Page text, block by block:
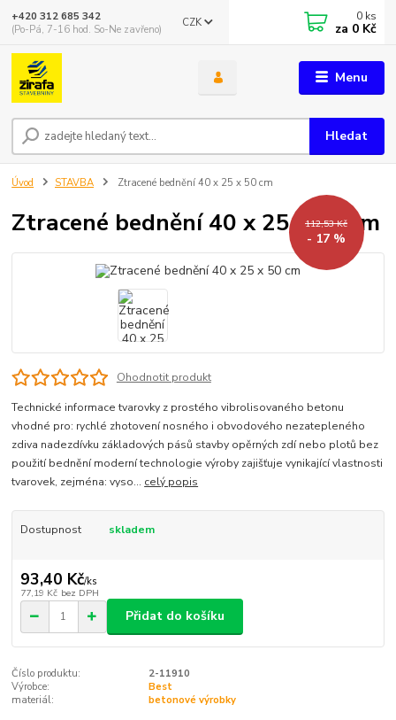
Menu
CZK
Hledat
+420 312 685 342
(Po-Pá, 7-16 hod. So-Ne zavřeno)
0 ks
za 0 Kč
Úvod STAVBA Ztracené bednění 40 x 25 x 50 cm
Ztracené bednění 40 x 25 x 50 cm
112,53 Kč
- 17 %
Ohodnotit produkt
Technické informace tvarovky z prostého vibrolisovaného betonu
vhodné pro: rychlé zhotovení nosného i obvodového nezatepleného
zdiva nadezdívku základových pásů stavby opěrných zdí nebo plotů bez
použití bednění moderní technologie výroby zajišťuje vynikající vlastnosti
tvarovek, zejména: vyso... celý popis
Dostupnost skladem
93,40 Kč/ks
77,19 Kč bez DPH
Přidat do košíku
Číslo produktu:
2-11910
Výrobce:
Best
materiál:
betonové výrobky